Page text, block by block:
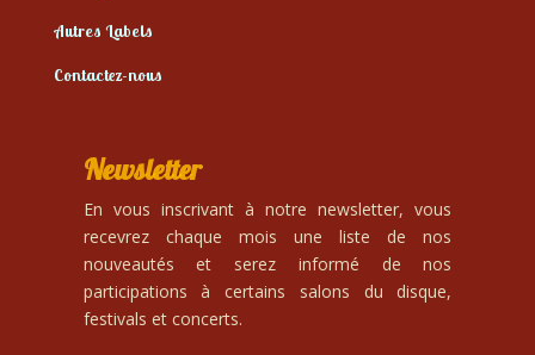
Autres Labels
Contactez-nous
Newsletter
En vous inscrivant à notre newsletter, vous
recevrez chaque mois une liste de nos
nouveautés et serez informé de nos
participations à certains salons du disque,
festivals et concerts.